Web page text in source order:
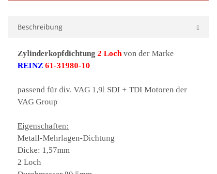
Beschreibung
Zylinderkopfdichtung 2 Lochvon der Marke
REINZ 61-31980-10
passend für div. VAG 1,9l SDI + TDI Motoren der
VAG Group
Eigenschaften:
Metall-Mehrlagen-Dichtung
Dicke: 1,57mm
2 Loch